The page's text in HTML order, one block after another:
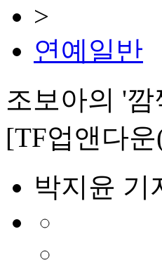
>
연예일반
조보아의 '
[TF업앤다
박지윤 기